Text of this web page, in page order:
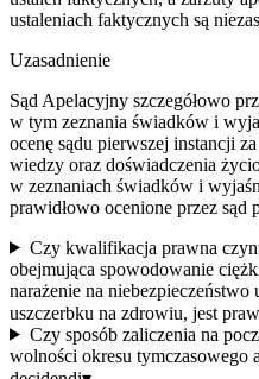
ustaleniach faktycznych są
Uzasadnienie
Sąd Apelacyjny szczegółowo
w tym zeznania świadków i
ocenę sądu pierwszej instancji
wiedzy oraz doświadczenia
w zeznaniach świadków i
prawidłowo ocenione przez sąd
Czy kwalifikacja prawna
obejmująca spowodowanie
narażenie na
uszczerbku na zdrowiu, jest
Czy sposób zaliczenia na
wolności okresu tymczasowego